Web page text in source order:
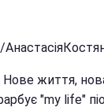
Нове життя,
"my life"